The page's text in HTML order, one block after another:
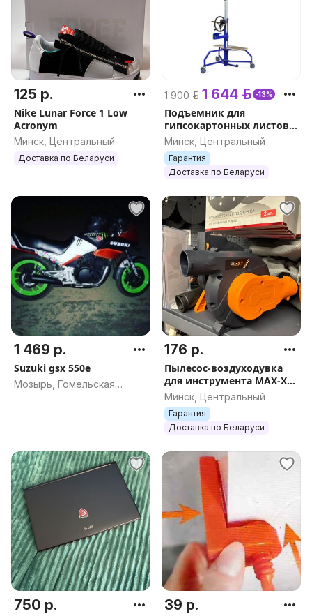
125 р.
Nike Lunar Force 1 Low
Acronym
Минск, Центральный
Доставка по Беларуси
1 900 р. 1 644 р. -13%
Подъемник для
гипсокартонных листов
DLT PLAC 450 (он же EDMA
PLAC 450), арт.0153
Минск, Центральный
Гарантия
Доставка по Беларуси
1 469 р.
Suzuki gsx 550e
Мозырь, Гомельская
176 р.
Пылесос-воздуходувка
для инструмента MAX-XT
R7701, арт.3349
Минск, Центральный
Гарантия
Доставка по Беларуси
750 р. 39 р.